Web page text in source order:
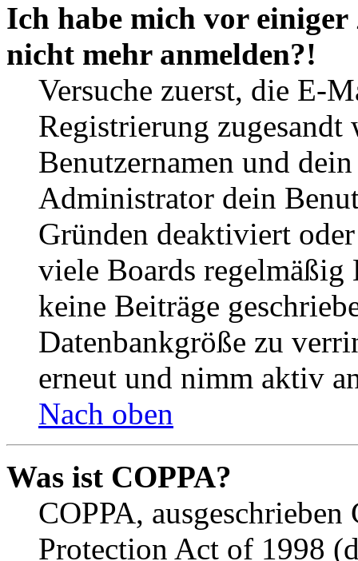
Ich habe mich vor
nicht mehr anmelden?!
Versuche zuerst, die E-
Registrierung
Benutzernamen und
Administrator dein
Gründen deaktiviert
viele Boards
keine Beiträge
Datenbankgröße zu
erneut und nimm aktiv
Nach oben
Was ist COPPA?
COPPA,
Protection Act of 1998